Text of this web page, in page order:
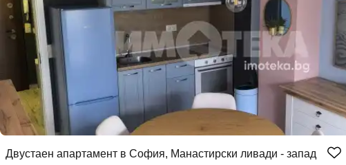
Двустаен апартамент в София, Манастирски ливади - запад